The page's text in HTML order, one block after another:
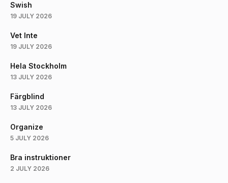
Swish
19 JULY 2026
Vet Inte
19 JULY 2026
Hela Stockholm
13 JULY 2026
Färgblind
13 JULY 2026
Organize
5 JULY 2026
Bra instruktioner
2 JULY 2026